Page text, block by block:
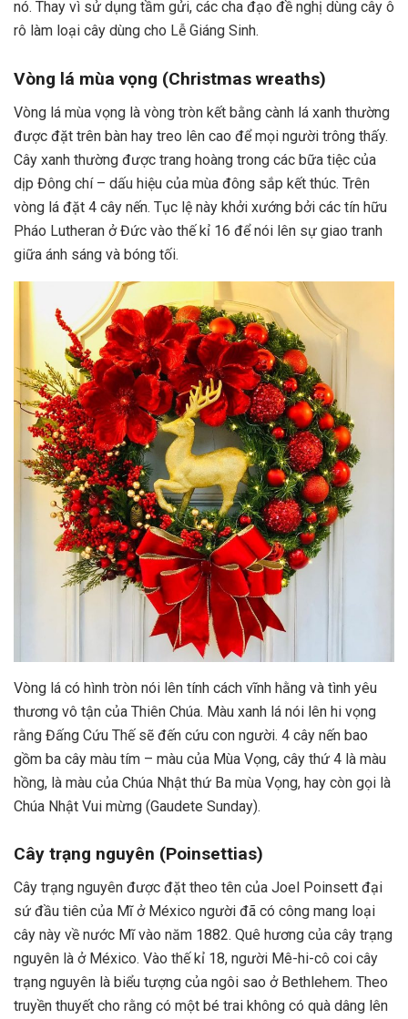
nó. Thay vì sử dụng tầm gửi, các cha đạo đề nghị dùng cây ô
rô làm loại cây dùng cho Lễ Giáng Sinh.
Vòng lá mùa vọng (Christmas wreaths)
Vòng lá mùa vọng là vòng tròn kết bằng cành lá xanh thường
được đặt trên bàn hay treo lên cao để mọi người trông thấy.
Cây xanh thường được trang hoàng trong các bữa tiệc của
dịp Đông chí – dấu hiệu của mùa đông sắp kết thúc. Trên
vòng lá đặt 4 cây nến. Tục lệ này khởi xướng bởi các tín hữu
Pháo Lutheran ở Đức vào thế kỉ 16 để nói lên sự giao tranh
giữa ánh sáng và bóng tối.
Vòng lá có hình tròn nói lên tính cách vĩnh hằng và tình yêu
thương vô tận của Thiên Chúa. Màu xanh lá nói lên hi vọng
rằng Đấng Cứu Thế sẽ đến cứu con người. 4 cây nến bao
gồm ba cây màu tím – màu của Mùa Vọng, cây thứ 4 là màu
hồng, là màu của Chúa Nhật thứ Ba mùa Vọng, hay còn gọi là
Chúa Nhật Vui mừng (Gaudete Sunday).
Cây trạng nguyên (Poinsettias)
Cây trạng nguyên được đặt theo tên của Joel Poinsett đại
sứ đầu tiên của Mĩ ở México người đã có công mang loại
cây này về nước Mĩ vào năm 1882. Quê hương của cây trạng
nguyên là ở México. Vào thế kỉ 18, người Mê-hi-cô coi cây
trạng nguyên là biểu tượng của ngôi sao ở Bethlehem. Theo
truyền thuyết cho rằng có một bé trai không có quà dâng lên